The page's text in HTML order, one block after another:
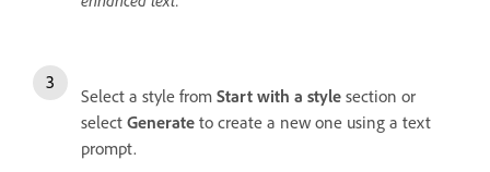
Select a style from Start with a style section or
select Generate to create a new one using a text
prompt.